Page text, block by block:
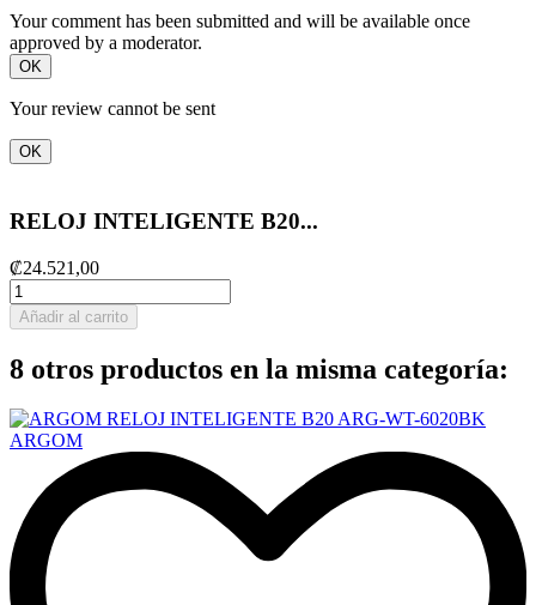
Your comment has been submitted and will be available once
approved by a moderator.
OK
Your review cannot be sent
OK
RELOJ INTELIGENTE B20...
₡24.521,00
Añadir al carrito
8 otros productos en la misma categoría: